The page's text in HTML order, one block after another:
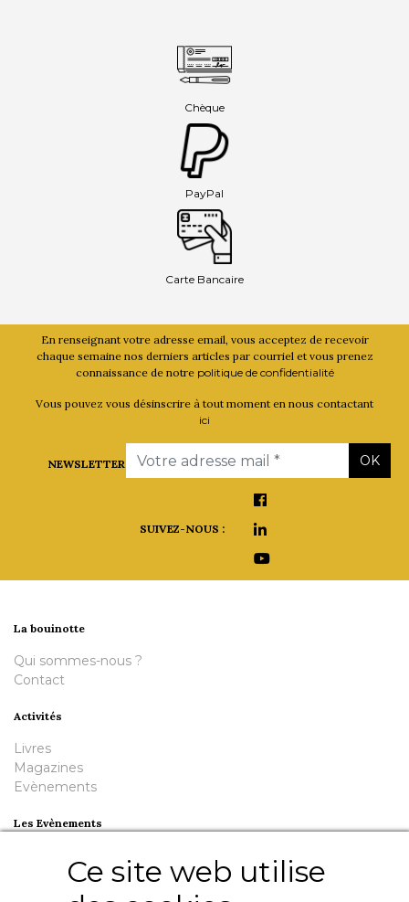
Ce site web utilise
Chèque
PayPal
Carte Bancaire
En renseignant votre adresse email, vous acceptez de recevoir
chaque semaine nos derniers articles par courriel et vous prenez
connaissance de notre politique de confidentialité
Vous pouvez vous désinscrire à tout moment en nous contactant
ici
NEWSLETTER
Email OK
SUIVEZ-NOUS :
La bouinotte
Qui sommes-nous ?
Contact
Activités
Livres
Magazines
Evènements
Les Evènements
Nuit de la Bouinotte